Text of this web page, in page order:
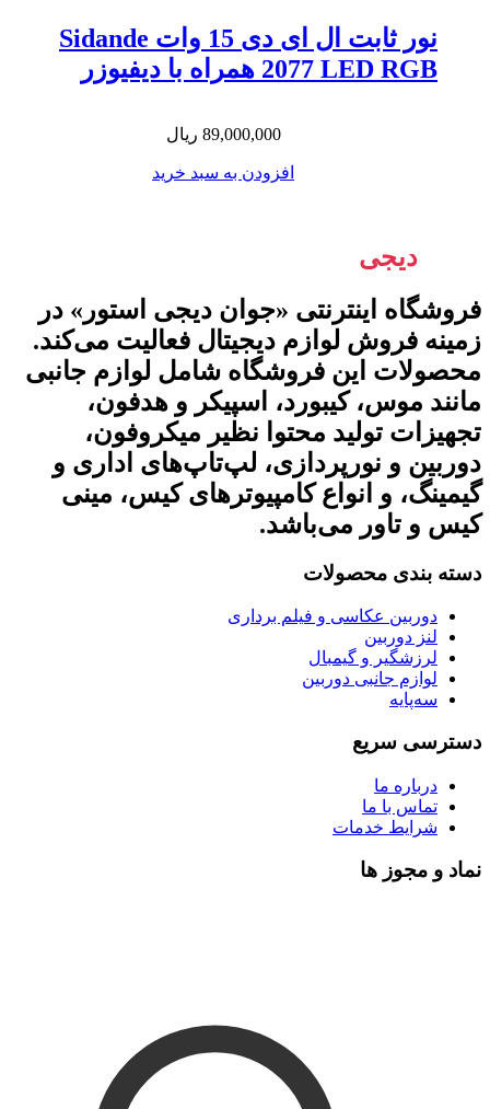
نور ثابت ال ای دی 15 وات Sidande
2077 LED RGB همراه با دیفیوزر
89,000,000 ریال
افزودن به سبد خرید
دیجی
فروشگاه اینترنتی «جوان دیجی استور» در
زمینه فروش لوازم دیجیتال فعالیت می‌کند.
محصولات این فروشگاه شامل لوازم جانبی
مانند موس، کیبورد، اسپیکر و هدفون،
تجهیزات تولید محتوا نظیر میکروفون،
دوربین و نورپردازی، لپ‌تاپ‌های اداری و
گیمینگ، و انواع کامپیوترهای کیس، مینی
کیس و تاور می‌باشد.
دسته بندی محصولات
دوربین عکاسی و فیلم برداری
لنز دوربین
لرزشگیر و گیمبال
لوازم جانبی دوربین
سه‌پایه
دسترسی سریع
درباره ما
تماس با ما
شرایط خدمات
نماد و مجوز ها